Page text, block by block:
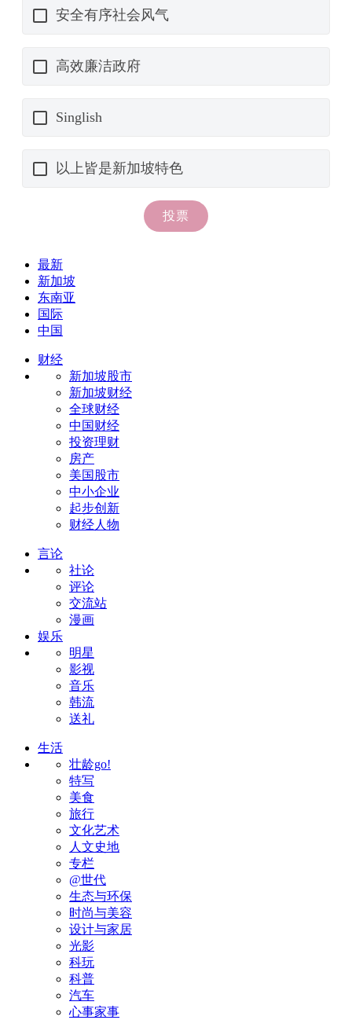
最新
新加坡
东南亚
国际
中国
财经
新加坡股市
新加坡财经
全球财经
中国财经
投资理财
房产
美国股市
中小企业
起步创新
财经人物
言论
社论
评论
交流站
漫画
娱乐
明星
影视
音乐
韩流
送礼
生活
壮龄go!
特写
美食
旅行
文化艺术
人文史地
专栏
@世代
生态与环保
时尚与美容
设计与家居
光影
科玩
科普
汽车
心事家事